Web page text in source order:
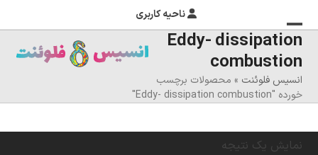
ناحیه کاربری
منوی
موبایل
را
تغییر
دهید
بستن
منوی
موبایل
Eddy- dissipation
combustion
انسیس فلوئنت » محصولات برچسب
خورده "Eddy- dissipation combustion"
نمایش یک نتیجه